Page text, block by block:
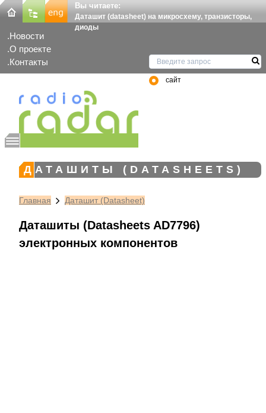
Вы читаете:
Даташит (datasheet) на микросхему, транзисторы,
диоды
Новости
О проекте
Контакты
сайт
ДАТАШИТЫ (DATASHEETS)
Главная Даташит (Datasheet)
Даташиты (Datasheets AD7796)
электронных компонентов